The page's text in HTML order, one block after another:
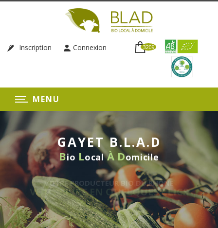
Inscription Connexion 3209
MENU
GAYET B.L.A.D
Bio LocalÀ Domicile
VOTRE PRODUCTEUR BIO DU RHÔNE
LIVRE EN QUELQUES CLICS